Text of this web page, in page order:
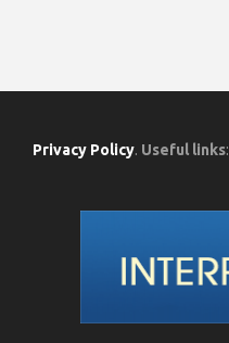
Privacy Policy. Useful links: